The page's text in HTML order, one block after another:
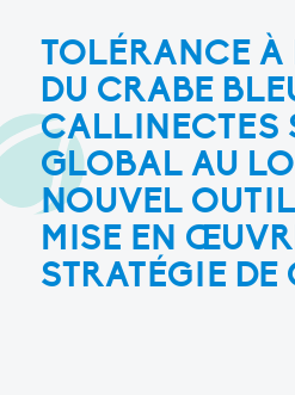
TOLÉRANCE
DU CRABE
CALLINECTES
GLOBAL AU
NOUVEL
MISE EN
STRATÉGIE DE